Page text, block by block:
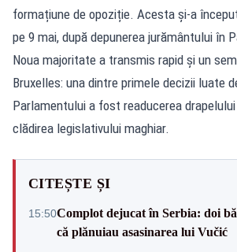
formațiune de opoziție. Acesta și-a
pe 9 mai, după depunerea jurământului în
Noua majoritate a transmis rapid și un
Bruxelles: una dintre primele decizii luate
Parlamentului a fost readucerea drapelului
clădirea legislativului maghiar.
CITEȘTE ȘI
15:50Complot dejucat în Serbia: doi
că plănuiau asasinarea lui Vučić